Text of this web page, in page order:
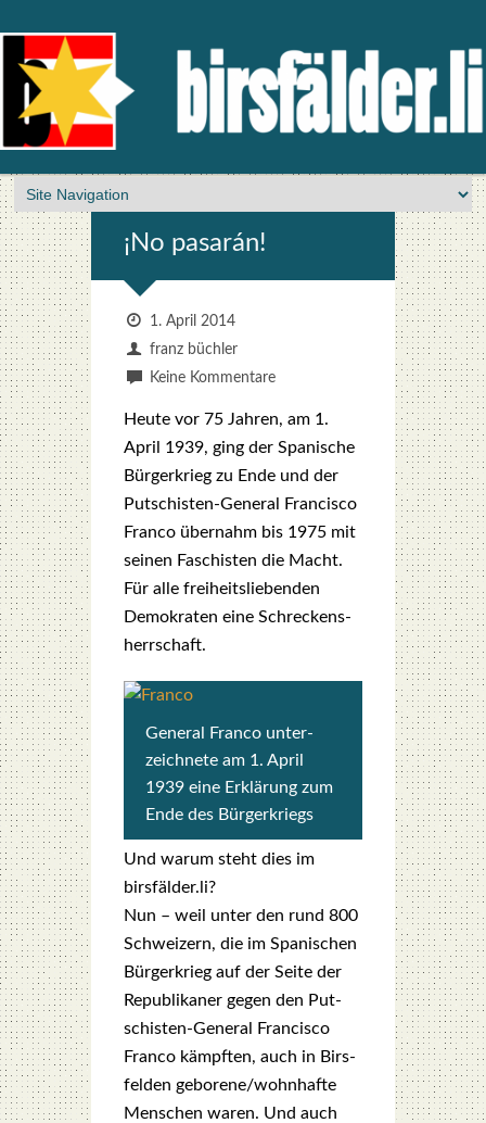
¡No pas­arán!
1. April 2014
franz büchler
Keine Kommentare
Heu­te vor 75 Jah­ren, am 1.
April 1939, ging der Spa­ni­sche
Bür­ger­krieg zu Ende und der
Put­schis­ten-Gene­ral Fran­cis­co
Fran­co über­nahm bis 1975 mit
sei­nen Faschis­ten die Macht.
Für alle frei­heits­lie­ben­den
Demo­kra­ten eine Schre­ckens­
herr­schaft.
Gene­ral Fran­co unter­
zeich­ne­te am 1. April
1939 eine Erklä­rung zum
Ende des Bür­ger­kriegs
Und war­um steht dies im
birsfälder.li?
Nun – weil unter den rund 800
Schwei­zern, die im Spa­ni­schen
Bür­ger­krieg auf der Sei­te der
Repu­bli­ka­ner gegen den Put­
schis­ten-Gene­ral Fran­cis­co
Fran­co kämpf­ten, auch in Birs­
fel­den geborene/wohnhafte
Men­schen waren. Und auch